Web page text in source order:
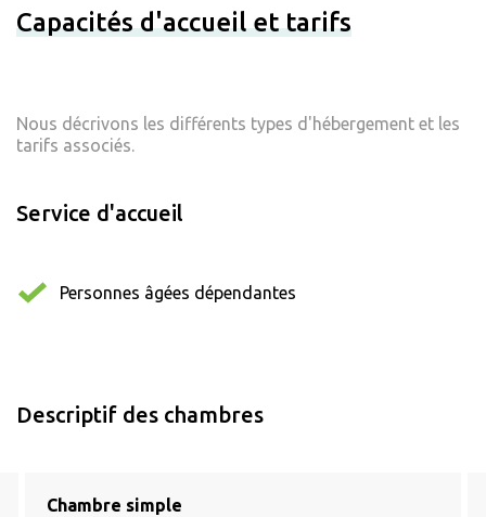
Capacités d'accueil et tarifs
Nous décrivons les différents types d'hébergement et les
tarifs associés.
Service d'accueil
Personnes âgées dépendantes
Descriptif des chambres
Chambre simple